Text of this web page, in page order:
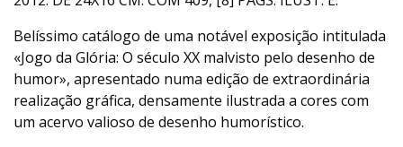
Belíssimo catálogo de uma notável exposição intitulada
«Jogo da Glória: O século XX malvisto pelo desenho de
humor», apresentado numa edição de extraordinária
realização gráfica, densamente ilustrada a cores com
um acervo valioso de desenho humorístico.